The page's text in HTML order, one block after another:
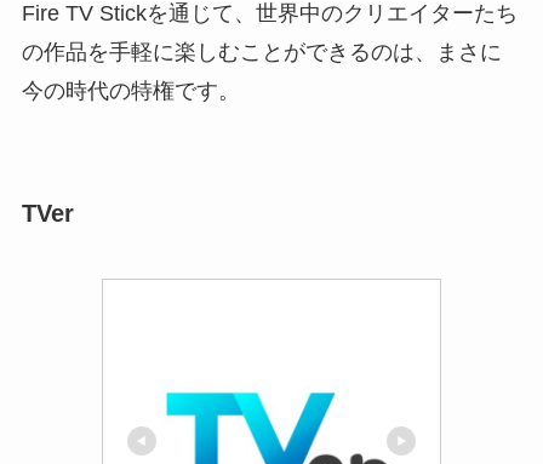
Fire TV Stickを通じて、世界中のクリエイターたち
の作品を手軽に楽しむことができるのは、まさに
今の時代の特権です。
TVer